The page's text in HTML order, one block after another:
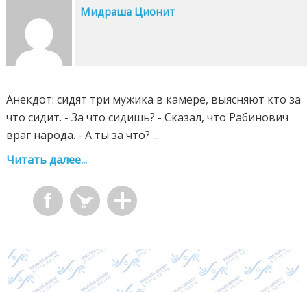
Мидраша Ционит
Анекдот: сидят три мужика в камере, выясняют кто за
что сидит. - За что сидишь? - Сказал, что Рабинович
враг народа. - А ты за что? ...
Читать далее...